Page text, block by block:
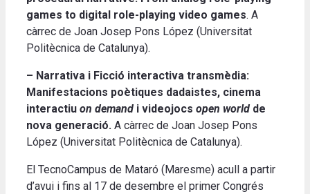
games to digital role-playing video games. A
càrrec de Joan Josep Pons López (Universitat
Politècnica de Catalunya).
– Narrativa i Ficció interactiva transmèdia:
Manifestacions poètiques dadaistes, cinema
interactiu on demand i videojocs open world de
nova generació. A càrrec de Joan Josep Pons
López (Universitat Politècnica de Catalunya).
El TecnoCampus de Mataró (Maresme) acull a partir
d’avui i fins al 17 de desembre el primer Congrés